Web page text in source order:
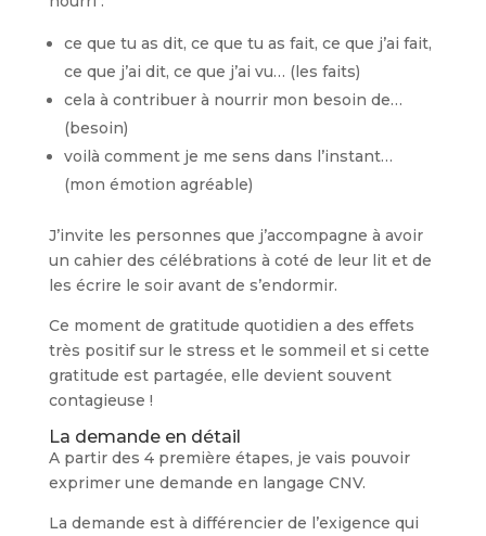
ce que tu as dit, ce que tu as fait, ce que j’ai fait,
ce que j’ai dit, ce que j’ai vu… (les faits)
cela à contribuer à nourrir mon besoin de…
(besoin)
voilà comment je me sens dans l’instant…
(mon émotion agréable)
J’invite les personnes que j’accompagne à avoir
un cahier des célébrations à coté de leur lit et de
les écrire le soir avant de s’endormir.
Ce moment de gratitude quotidien a des effets
très positif sur le stress et le sommeil et si cette
gratitude est partagée, elle devient souvent
contagieuse !
La demande en détail
A partir des 4 première étapes, je vais pouvoir
exprimer une demande en langage CNV.
La demande est à différencier de l’exigence qui